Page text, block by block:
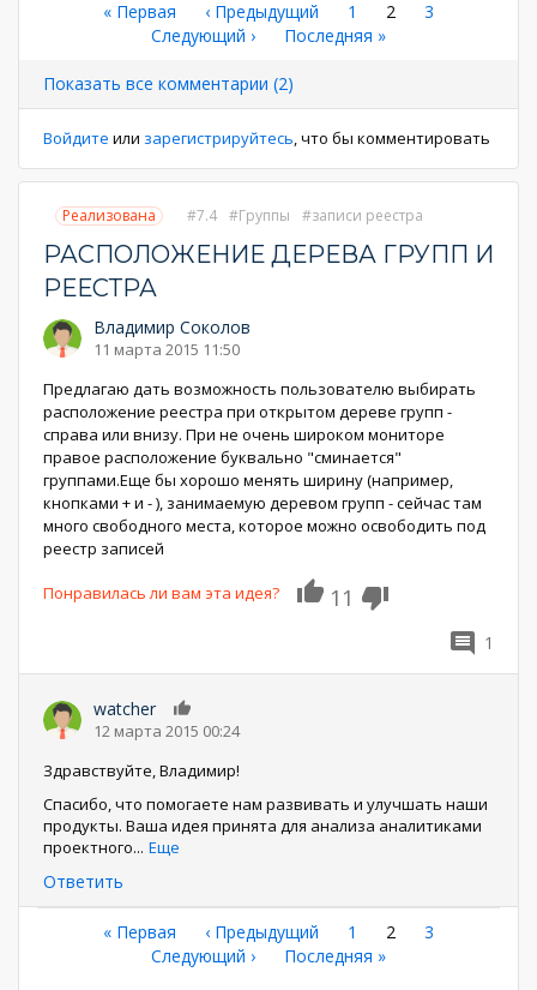
Нумерация
страниц
Первая
страница
« Первая ←
‹ Предыдущий Страница
1
Текущая
2 Страница
3
Следующая
Следующий ›
Последняя
Последняя »
Показать все комментарии (2)
Войдите или зарегистрируйтесь, что бы комментировать
Реализована 7.4 Группы записи реестра
РАСПОЛОЖЕНИЕ ДЕРЕВА ГРУПП И
РЕЕСТРА
Владимир Соколов
11 марта 2015 11:50
Предлагаю дать возможность пользователю выбирать
расположение реестра при открытом дереве групп -
справа или внизу. При не очень широком мониторе
правое расположение буквально "сминается"
группами.Еще бы хорошо менять ширину (например,
кнопками + и - ), занимаемую деревом групп - сейчас там
много свободного места, которое можно освободить под
реестр записей
Понравилась ли вам эта идея? 11
1
watcher
12 марта 2015 00:24
Здравствуйте, Владимир!
Спасибо, что помогаете нам развивать и улучшать наши
продукты. Ваша идея принята для анализа аналитиками
проектного... Еще
Ответить
Нумерация
страниц
Первая
страница
« Первая ←
‹ Предыдущий Страница
1
Текущая
2 Страница
3
Следующая
Следующий ›
Последняя
Последняя »